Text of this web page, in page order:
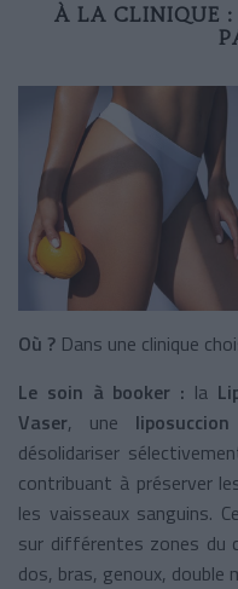
À LA CLINIQUE
Où ? Dans une clinique
Le soin à booker : la
Vaser, une liposuccion
désolidariser
contribuant à préserver
les vaisseaux sanguins.
sur différentes zones du
dos, bras, genoux, double